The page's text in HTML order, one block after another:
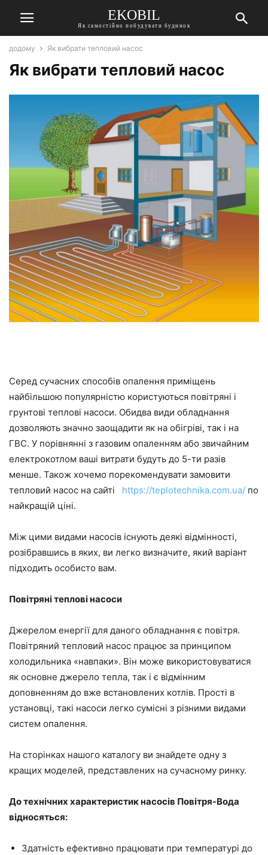
EKOBIL
Як самостійно побудувати будинок
додому Як вибрати тепловий насос
Як вибрати тепловий насос
Серед сучасних способів опалення приміщень
найбільшою популярністю користуються повітряні і
грунтові теплові насоси. Обидва види обладнання
дозволяють значно заощадити як на обігріві, так і на
ГВС. У порівнянні з газовим опаленням або звичайним
електрокотлом ваші витрати будуть до 5-ти разів
менше. Також хочемо порекомендувати замовити
тепловий насос на сайті https://teplotechnika.com.ua/ по
найкращій ціні.
Між цими видами насосів існують деякі відмінності,
розібравшись в яких, ви легко визначите, який варіант
підходить особисто вам.
Повітряні теплові насоси
Джерелом енергії для даного обладнання є повітря.
Повітряний тепловий насос працює за принципом
холодильника «навпаки». Він може використовуватися
як основне джерело тепла, так і є відмінним
доповненням до вже встановлених котлів. Прості в
установці, такі насоси легко сумісні з різними видами
систем опалення.
На сторінках нашого каталогу ви знайдете одну з
кращих моделей, представлених на сучасному ринку.
До технічних характеристик насосів Повітря-Вода
відносяться:
Здатність ефективно працювати при температурі до